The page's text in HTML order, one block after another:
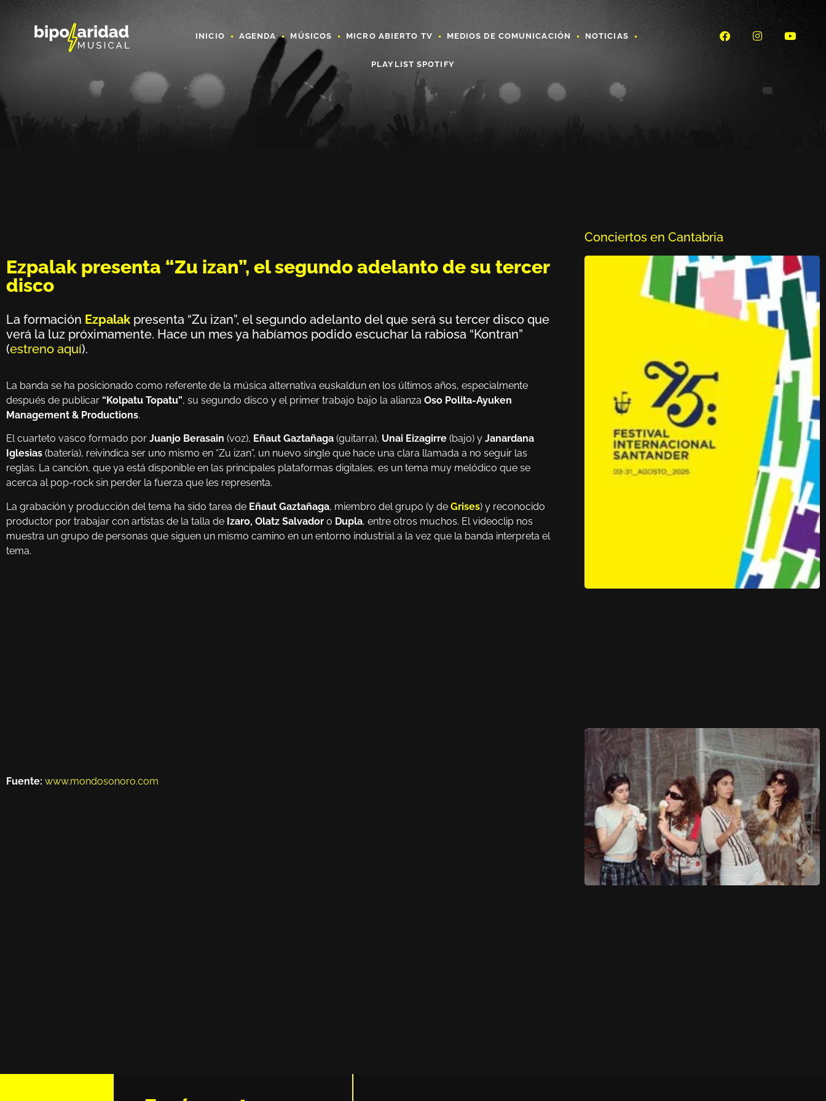
INICIO AGENDA MÚSICOS MICRO ABIERTO TV MEDIOS DE COMUNICACIÓN NOTICIAS
PLAYLIST SPOTIFY
Ezpalak presenta “Zu izan”, el segundo adelanto de su tercer
disco
La formación Ezpalak presenta “Zu izan”, el segundo adelanto del que será su tercer disco que
verá la luz próximamente. Hace un mes ya habíamos podido escuchar la rabiosa “Kontran”
(estreno aquí).
La banda se ha posicionado como referente de la música alternativa euskaldun en los últimos años, especialmente
después de publicar “Kolpatu Topatu”, su segundo disco y el primer trabajo bajo la alianza Oso Polita-Ayuken
Management & Productions.
El cuarteto vasco formado por Juanjo Berasain (voz), Eñaut Gaztañaga (guitarra), Unai Eizagirre (bajo) y Janardana
Iglesias (batería), reivindica ser uno mismo en “Zu izan”, un nuevo single que hace una clara llamada a no seguir las
reglas. La canción, que ya está disponible en las principales plataformas digitales, es un tema muy melódico que se
acerca al pop-rock sin perder la fuerza que les representa.
La grabación y producción del tema ha sido tarea de Eñaut Gaztañaga, miembro del grupo (y de Grises) y reconocido
productor por trabajar con artistas de la talla de Izaro, Olatz Salvador o Dupla, entre otros muchos. El videoclip nos
muestra un grupo de personas que siguen un mismo camino en un entorno industrial a la vez que la banda interpreta el
tema.
Fuente: www.mondosonoro.com
Conciertos en Cantabria